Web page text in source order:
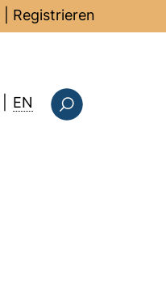
Registrieren
EN : this page in